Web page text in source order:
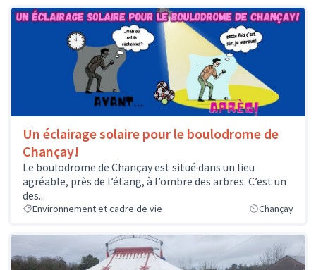
Un éclairage solaire pour le boulodrome de
Chançay!
Le boulodrome de Chançay est situé dans un lieu
agréable, près de l’étang, à l’ombre des arbres. C’est un
des...
Environnement et cadre de vie Chançay